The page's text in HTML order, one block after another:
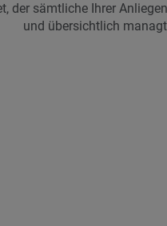
der sämtliche Ihrer
und übersichtlich